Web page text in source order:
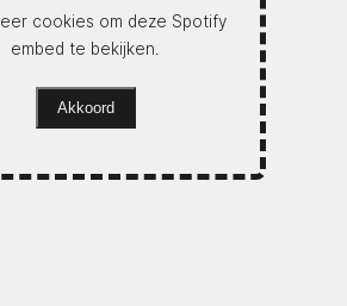
cookies om deze Spotify
embed te bekijken.
Akkoord